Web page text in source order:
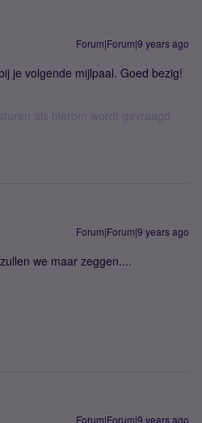
Forum|Forum|9 years ago
je volgende mijlpaal. Goed bezig!
als hierom wordt gevraagd.
Forum|Forum|9 years ago
we maar zeggen....
Forum|Forum|9 years ago